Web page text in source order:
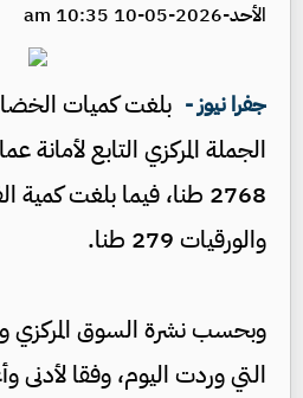
الأحد-2026-05-10 10:35 am
جفرا نيوز - بلغت كميات
الجملة المركزي التابع لأمانة
والورقيات 279 طنا.
وبحسب نشرة السوق المركزي
التي وردت اليوم، وفقا لأدنى